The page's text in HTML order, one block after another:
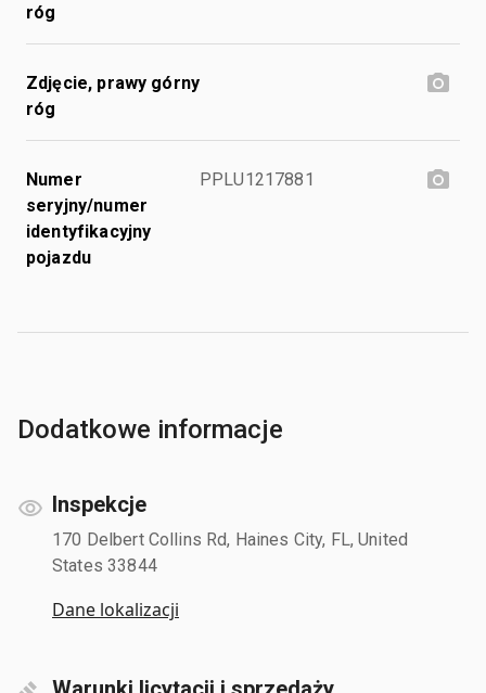
róg
Zdjęcie, prawy górny
róg
Numer
seryjny/numer
identyfikacyjny
pojazdu
PPLU1217881
Dodatkowe informacje
Inspekcje
170 Delbert Collins Rd, Haines City, FL, United
States 33844
Dane lokalizacji